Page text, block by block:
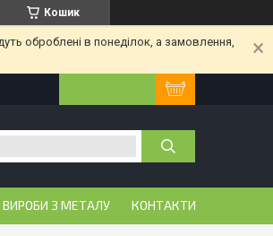
Кошик
оброблені в понеділок, а замовлення,
ВИРОБИ З МЕТАЛУ КОНТАКТИ